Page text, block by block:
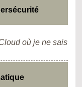
où je ne sais